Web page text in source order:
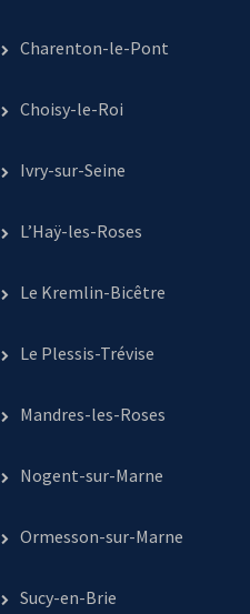
Charenton-le-Pont
Choisy-le-Roi
Ivry-sur-Seine
L’Haÿ-les-Roses
Le Kremlin-Bicêtre
Le Plessis-Trévise
Mandres-les-Roses
Nogent-sur-Marne
Ormesson-sur-Marne
Sucy-en-Brie